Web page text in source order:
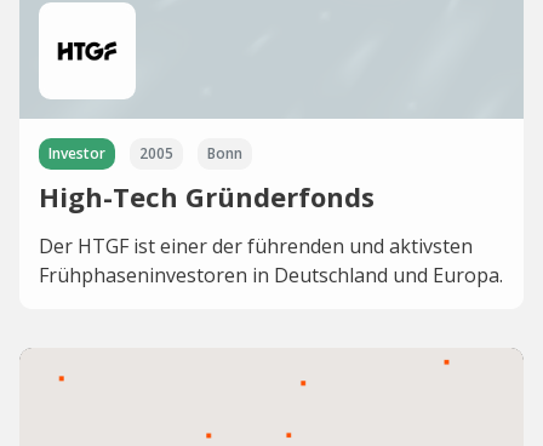
Investor 2005 Bonn
High-Tech Gründerfonds
Der HTGF ist einer der führenden und aktivsten
Frühphaseninvestoren in Deutschland und Europa.